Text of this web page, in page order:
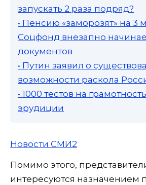
запускать 2 раза подряд?
• Пенсию «заморозят» на 3
Соцфонд внезапно
документов
• Путин заявил о
возможности раскола
• 1000 тестов на
эрудиции
Новости СМИ2
Помимо этого,
интересуются назначением